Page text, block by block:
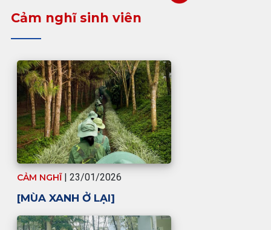
Cảm nghĩ sinh viên
CẢM NGHĨ | 23/01/2026
[MÙA XANH Ở LẠI]